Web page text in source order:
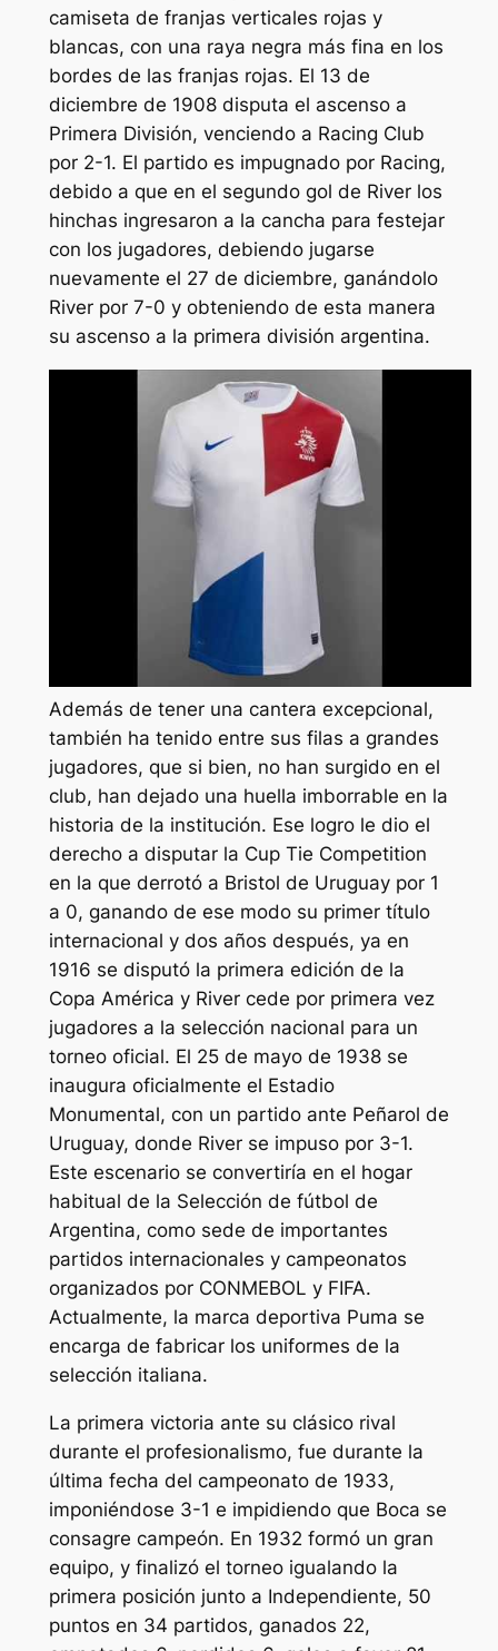
camiseta de franjas verticales rojas y
blancas, con una raya negra más fina en los
bordes de las franjas rojas. El 13 de
diciembre de 1908 disputa el ascenso a
Primera División, venciendo a Racing Club
por 2-1. El partido es impugnado por Racing,
debido a que en el segundo gol de River los
hinchas ingresaron a la cancha para festejar
con los jugadores, debiendo jugarse
nuevamente el 27 de diciembre, ganándolo
River por 7-0 y obteniendo de esta manera
su ascenso a la primera división argentina.
Además de tener una cantera excepcional,
también ha tenido entre sus filas a grandes
jugadores, que si bien, no han surgido en el
club, han dejado una huella imborrable en la
historia de la institución. Ese logro le dio el
derecho a disputar la Cup Tie Competition
en la que derrotó a Bristol de Uruguay por 1
a 0, ganando de ese modo su primer título
internacional y dos años después, ya en
1916 se disputó la primera edición de la
Copa América y River cede por primera vez
jugadores a la selección nacional para un
torneo oficial. El 25 de mayo de 1938 se
inaugura oficialmente el Estadio
Monumental, con un partido ante Peñarol de
Uruguay, donde River se impuso por 3-1.
Este escenario se convertiría en el hogar
habitual de la Selección de fútbol de
Argentina, como sede de importantes
partidos internacionales y campeonatos
organizados por CONMEBOL y FIFA.
Actualmente, la marca deportiva Puma se
encarga de fabricar los uniformes de la
selección italiana.
La primera victoria ante su clásico rival
durante el profesionalismo, fue durante la
última fecha del campeonato de 1933,
imponiéndose 3-1 e impidiendo que Boca se
consagre campeón. En 1932 formó un gran
equipo, y finalizó el torneo igualando la
primera posición junto a Independiente, 50
puntos en 34 partidos, ganados 22,